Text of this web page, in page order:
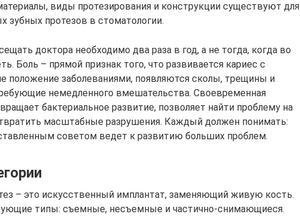
виды протезирования и конструкции существуют для
зубных протезов в стоматологии.
доктора необходимо два раза в год, а не тогда, когда во
Боль – прямой признак того, что развивается кариес с
положение заболеваниями, появляются сколы, трещины и
немедленного вмешательства. Своевременная
бактериальное развитие, позволяет найти проблему на
масштабные разрушения. Каждый должен понимать:
советом ведет к развитию больших проблем.
– это искусственный имплантат, заменяющий живую кость.
типы: съемные, несъемные и частично-снимающиеся.